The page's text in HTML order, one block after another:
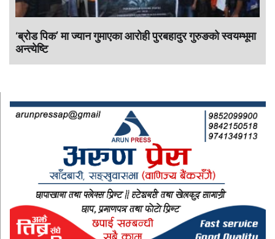
‘ब्रोड पिक’ मा ज्यान गुमाएका आराेही पुरबहादुर गुरुङको स्वयम्भूमा
अन्त्येष्टि